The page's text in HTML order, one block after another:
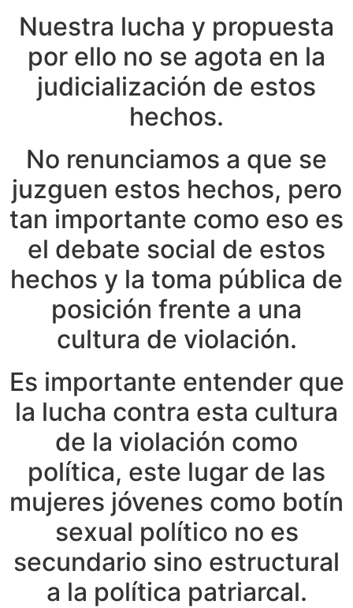
Nuestra lucha y propuesta
por ello no se agota en la
judicialización de estos
hechos.
No renunciamos a que se
juzguen estos hechos, pero
tan importante como eso es
el debate social de estos
hechos y la toma pública de
posición frente a una
cultura de violación.
Es importante entender que
la lucha contra esta cultura
de la violación como
política, este lugar de las
mujeres jóvenes como botín
sexual político no es
secundario sino estructural
a la política patriarcal.